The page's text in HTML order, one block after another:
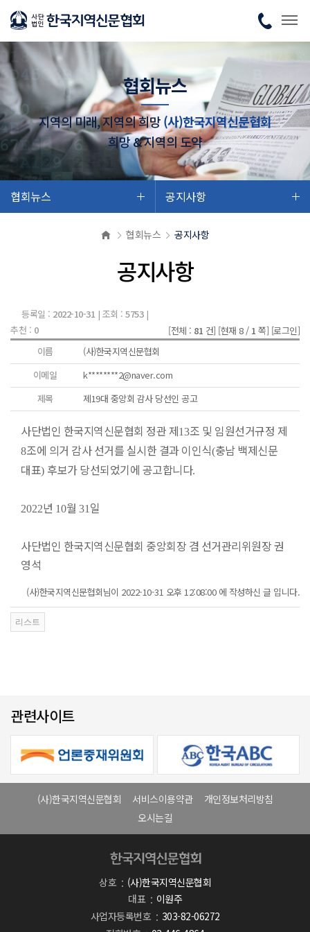
협회뉴스
지역의 미래, 지역의 희망(사)한국지역신문협회
희망 & 지역의 도약
협회뉴스 공지사항
협회뉴스 공지사항
공지사항
등록일 : 2022-10-31 | 조회 : 5753|
추천 : 0 [전체 : 81 건] [현재 8 / 1 쪽] [로그인]
이름
(사)한국지역신문협회
이메일
k********2@naver.com
제목
제19대 중앙회 감사 당선인 공고
사단법인 한국지역신문협회 정관 제13조 및 임원선거규정 제
8조에 의거 감사 선거를 실시한 결과 이인식(충남 백제신문
대표) 후보가 당선되었기에 공고합니다.
2022년 10월 31 일
사단법인 한국지역신문협회 중앙회장 겸 선거관리위원장 권
영석
(사)한국지역신문협회님이 2022-10-31 오후 12:08:00 에 작성하신 글 입니다.
관련사이트
(사)한국지역신문협회 서비스이용약관
개인정보처리방침
오시는길
상호
(사)한국지역신문협회
대표
이원주
사업자등록번호
303-82-06272